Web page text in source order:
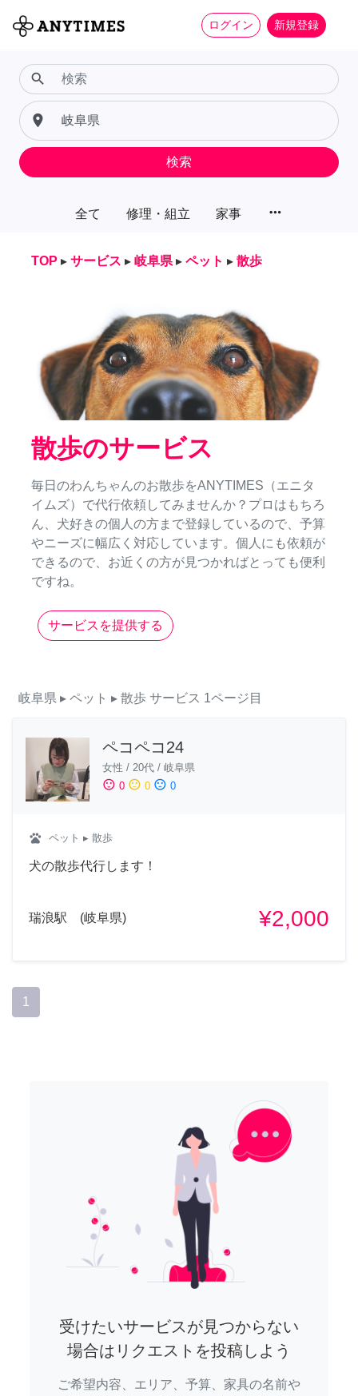
ログイン 新規登録
全て 修理・組立 家事 more_horiz
search
place
検索
TOP ▸ サービス ▸ 岐阜県 ▸ ペット ▸ 散歩
散歩のサービス
毎日のわんちゃんのお散歩をANYTIMES（エニタ
イムズ）で代行依頼してみませんか？プロはもちろ
ん、犬好きの個人の方まで登録しているので、予算
やニーズに幅広く対応しています。個人にも依頼が
できるので、お近くの方が見つかればとっても便利
ですね。
サービスを提供する
岐阜県 ▸ ペット ▸ 散歩 サービス 1ページ目
ペコペコ24
女性 / 20代 / 岐阜県
sentiment_satisfied 0 sentiment_neutral 0 sentiment_dissatisfied 0
pets ペット ▸ 散歩
犬の散歩代行します！
瑞浪駅 (岐阜県) ¥2,000
1
受けたいサービスが見つからない
場合はリクエストを投稿しよう
ご希望内容、エリア、予算、家具の名前や